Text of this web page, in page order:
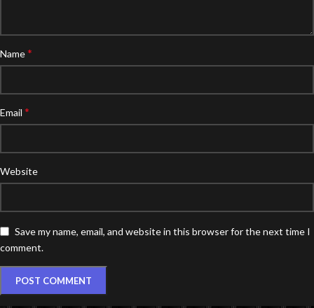
Name*
Email *
Website
Save my name, email, and website in this browser for the next time I
comment.